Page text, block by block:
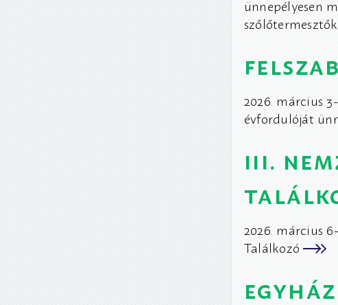
ünnepélyesen
2026. március
évfordulóját
iii.
2026. március
Találkozó